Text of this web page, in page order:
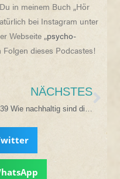
in meinem Buch „Hör
bei Instagram unter
Webseite „psycho-
Folgen dieses Podcastes!
NÄCHSTES
# 039 Wie nachhaltig sind diese psycho-logischen Erfolge?!